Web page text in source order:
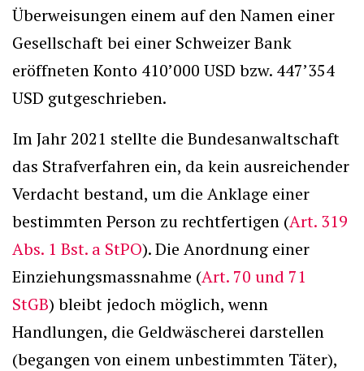
Überweisungen einem auf den Namen einer
Gesellschaft bei einer Schweizer Bank
eröffneten Konto 410’000 USD bzw. 447’354
USD gutgeschrieben.
Im Jahr 2021 stellte die Bundesanwaltschaft
das Strafverfahren ein, da kein ausreichender
Verdacht bestand, um die Anklage einer
bestimmten Person zu rechtfertigen (Art. 319
Abs. 1 Bst. a StPO). Die Anordnung einer
Einziehungsmassnahme (Art. 70 und 71
StGB) bleibt jedoch möglich, wenn
Handlungen, die Geldwäscherei darstellen
(begangen von einem unbestimmten Täter),